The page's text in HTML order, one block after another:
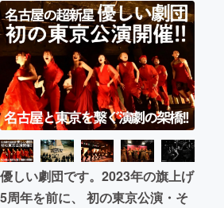
アート・写真
テクノロジー・ガジェット
映像・映画
ビジネス・起業
まちづくり・地域活性化
優しい劇団です。2023年の旗上げ
5周年を前に、 初の東京公演・そ